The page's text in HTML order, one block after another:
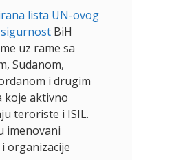
lista UN-ovog
sigurnost BiH
uz rame sa
Sudanom,
i drugim
koje aktivno
teroriste i ISIL.
imenovani
organizacije